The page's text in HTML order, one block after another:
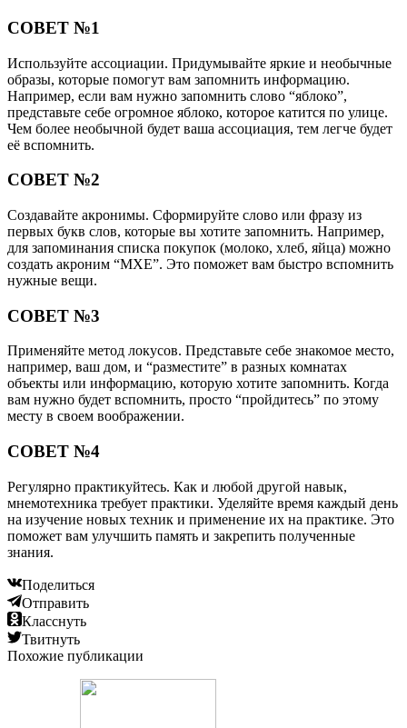
СОВЕТ №1
Используйте ассоциации. Придумывайте яркие и необычные
образы, которые помогут вам запомнить информацию.
Например, если вам нужно запомнить слово “яблоко”,
представьте себе огромное яблоко, которое катится по улице.
Чем более необычной будет ваша ассоциация, тем легче будет
её вспомнить.
СОВЕТ №2
Создавайте акронимы. Сформируйте слово или фразу из
первых букв слов, которые вы хотите запомнить. Например,
для запоминания списка покупок (молоко, хлеб, яйца) можно
создать акроним “МХЕ”. Это поможет вам быстро вспомнить
нужные вещи.
СОВЕТ №3
Применяйте метод локусов. Представьте себе знакомое место,
например, ваш дом, и “разместите” в разных комнатах
объекты или информацию, которую хотите запомнить. Когда
вам нужно будет вспомнить, просто “пройдитесь” по этому
месту в своем воображении.
СОВЕТ №4
Регулярно практикуйтесь. Как и любой другой навык,
мнемотехника требует практики. Уделяйте время каждый день
на изучение новых техник и применение их на практике. Это
поможет вам улучшить память и закрепить полученные
знания.
Поделиться
Отправить
Класснуть
Твитнуть
Похожие публикации